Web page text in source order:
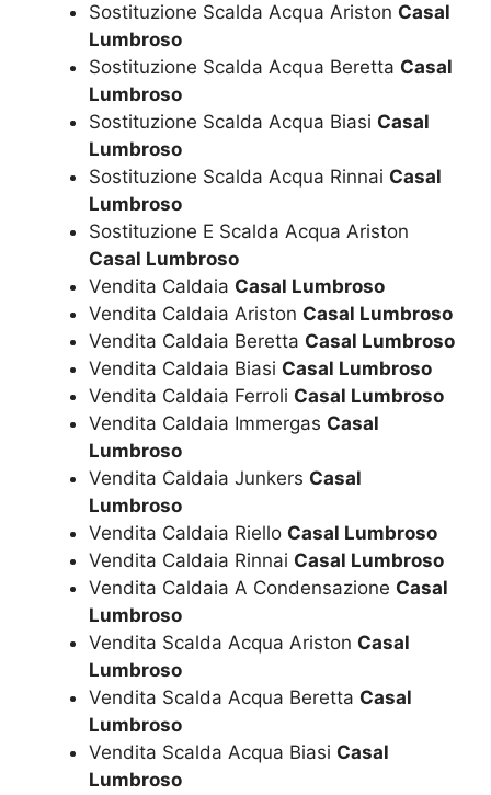
Sostituzione Scalda Acqua Ariston Casal
Lumbroso
Sostituzione Scalda Acqua Beretta Casal
Lumbroso
Sostituzione Scalda Acqua Biasi Casal
Lumbroso
Sostituzione Scalda Acqua Rinnai Casal
Lumbroso
Sostituzione E Scalda Acqua Ariston
Casal Lumbroso
Vendita Caldaia Casal Lumbroso
Vendita Caldaia Ariston Casal Lumbroso
Vendita Caldaia Beretta Casal Lumbroso
Vendita Caldaia Biasi Casal Lumbroso
Vendita Caldaia Ferroli Casal Lumbroso
Vendita Caldaia Immergas Casal
Lumbroso
Vendita Caldaia Junkers Casal
Lumbroso
Vendita Caldaia Riello Casal Lumbroso
Vendita Caldaia Rinnai Casal Lumbroso
Vendita Caldaia A Condensazione Casal
Lumbroso
Vendita Scalda Acqua Ariston Casal
Lumbroso
Vendita Scalda Acqua Beretta Casal
Lumbroso
Vendita Scalda Acqua Biasi Casal
Lumbroso